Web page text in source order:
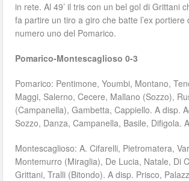
in rete. Al 49’ il tris con un bel gol di Grittani
fa partire un tiro a giro che batte l’ex portiere
numero uno del Pomarico.
Pomarico-Montescaglioso 0-3
Pomarico: Pentimone, Youmbi, Montano,
Maggi, Salerno, Cecere, Mallano (Sozzo),
(Campanella), Gambetta, Cappiello. A disp.
Sozzo, Danza, Campanella, Basile, Difigola.
Montescaglioso: A. Cifarelli, Pietromatera,
Montemurro (Miraglia), De Lucia, Natale, Di
Grittani, Tralli (Bitondo). A disp. Prisco,